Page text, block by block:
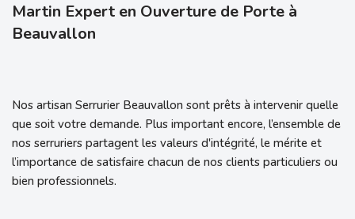
Martin Expert en Ouverture de Porte à
Beauvallon
Nos artisan Serrurier Beauvallon sont prêts à intervenir quelle
que soit votre demande. Plus important encore, l’ensemble de
nos serruriers partagent les valeurs d'intégrité, le mérite et
l’importance de satisfaire chacun de nos clients particuliers ou
bien professionnels.